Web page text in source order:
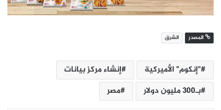
المصدر الشرق
"إنكوم" الأميركية
إنشاء مركز بيانات
بـ300 مليون دولار
مصر